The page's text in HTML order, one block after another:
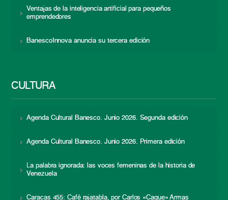
Ventajas de la inteligencia artificial para pequeños
emprendedores
BanescoInnova anuncia su tercera edición
CULTURA
Agenda Cultural Banesco. Junio 2026. Segunda edición
Agenda Cultural Banesco. Junio 2026. Primera edición
La palabra ignorada: las voces femeninas de la historia de
Venezuela
Caracas 455: Café rajatabla, por Carlos «Caque» Armas